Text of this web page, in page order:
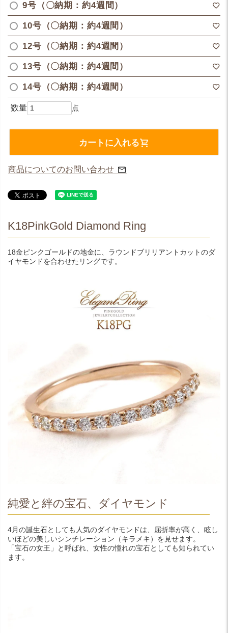
9号（〇納期：約4週間）
10号（〇納期：約4週間）
12号（〇納期：約4週間）
13号（〇納期：約4週間）
14号（〇納期：約4週間）
カートに入れる
商品についてのお問い合わせ
K18PinkGold Diamond Ring
18金ピンクゴールドの地金に、ラウンドブリリアントカットのダ
イヤモンドを合わせたリングです。
純愛と絆の宝石、ダイヤモンド
4月の誕生石としても人気のダイヤモンドは、屈折率が高く、眩し
いほどの美しいシンチレーション（キラメキ）を見せます。
「宝石の女王」と呼ばれ、女性の憧れの宝石としても知られてい
ます。